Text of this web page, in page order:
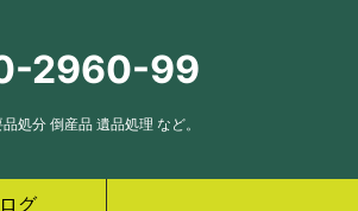
2960-99
処分 倒産品 遺品処理 など。
グ